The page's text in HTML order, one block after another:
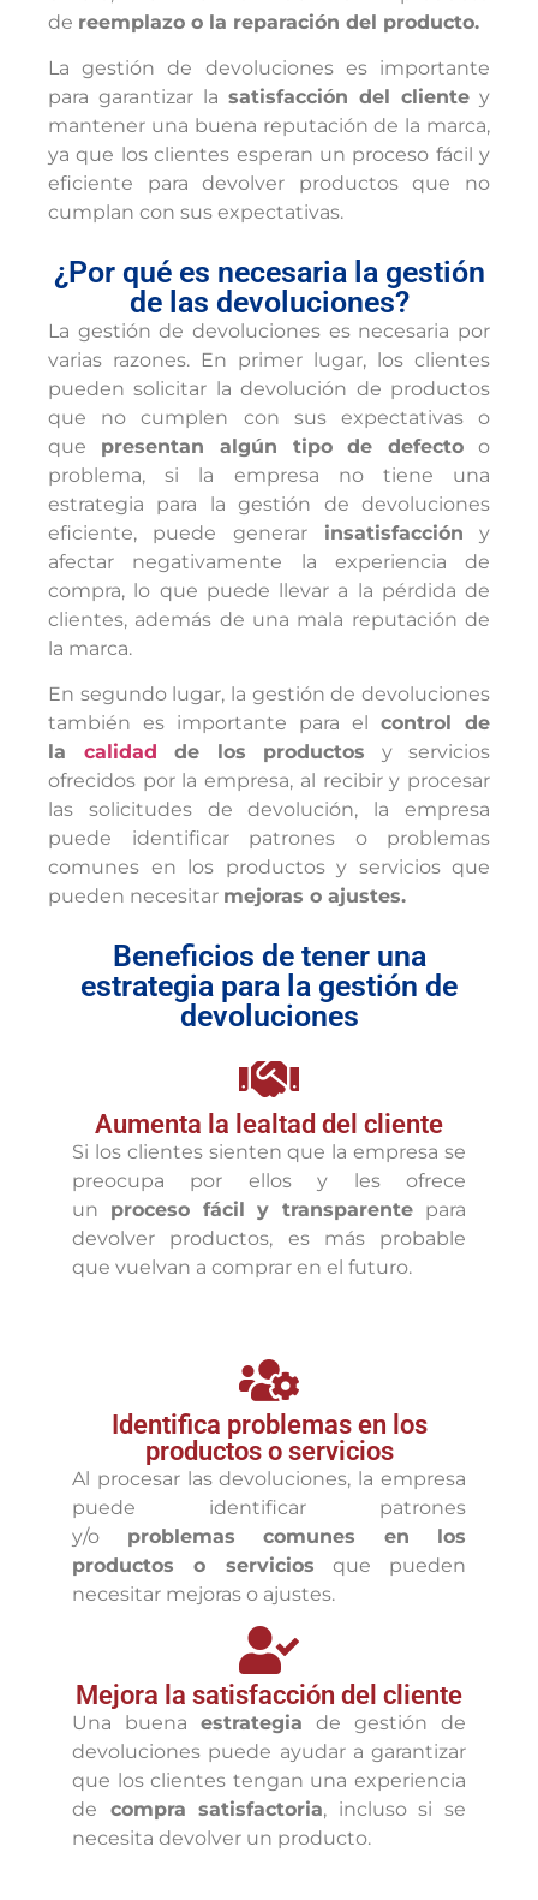
de reemplazo o la reparación del producto.
La gestión de devoluciones es importante
para garantizar la satisfacción del cliente y
mantener una buena reputación de la marca,
ya que los clientes esperan un proceso fácil y
eficiente para devolver productos que no
cumplan con sus expectativas.
¿Por qué es necesaria la gestión
de las devoluciones?
La gestión de devoluciones es necesaria por
varias razones. En primer lugar, los clientes
pueden solicitar la devolución de productos
que no cumplen con sus expectativas o
que presentan algún tipo de defecto o
problema, si la empresa no tiene una
estrategia para la gestión de devoluciones
eficiente, puede generarinsatisfacción y
afectar negativamente la experiencia de
compra, lo que puede llevar a la pérdida de
clientes, además de una mala reputación de
la marca.
En segundo lugar, la gestión de devoluciones
también es importante para el control de
la calidad de los productos y servicios
ofrecidos por la empresa, al recibir y procesar
las solicitudes de devolución, la empresa
puede identificar patrones o problemas
comunes en los productos y servicios que
pueden necesitar mejoras o ajustes.
Beneficios de tener una
estrategia para la gestión de
devoluciones
Identifica problemas en los
productos o servicios
Al procesar las devoluciones, la empresa
puede identificar patrones
y/o problemas comunes en los
productos o servicios que pueden
necesitar mejoras o ajustes.
Aumenta la lealtad del cliente
Si los clientes sienten que la empresa se
preocupa por ellos y les ofrece
un proceso fácil y transparente para
devolver productos, es más probable
que vuelvan a comprar en el futuro.
Mejora la satisfacción del cliente
Una buena estrategia de gestión de
devoluciones puede ayudar a garantizar
que los clientes tengan una experiencia
de compra satisfactoria, incluso si se
necesita devolver un producto.